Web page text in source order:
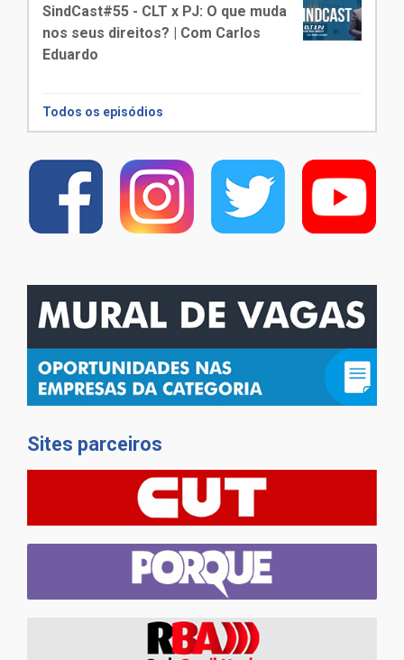
SindCast#55 - CLT x PJ: O que muda
nos seus direitos? | Com Carlos
Eduardo
Todos os episódios
Sites parceiros